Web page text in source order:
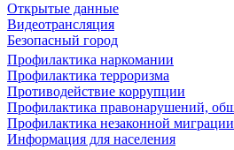
Открытые данные
Видеотрансляция
Безопасный город
Профилактика наркомании
Профилактика терроризма
Противодействие коррупции
Профилактика правонарушений,
Профилактика незаконной миграции
Информация для населения